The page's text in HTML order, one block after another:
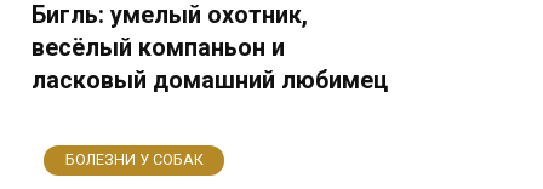
Бигль: умелый охотник,
весёлый компаньон и
ласковый домашний любимец
БОЛЕЗНИ У СОБАК